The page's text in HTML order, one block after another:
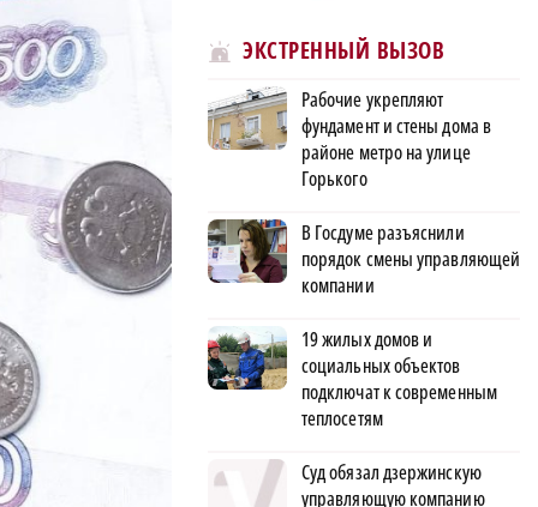
ЭКСТРЕННЫЙ ВЫЗОВ
Рабочие укрепляют
фундамент и стены дома в
районе метро на улице
Горького
В Госдуме разъяснили
порядок смены управляющей
компании
19 жилых домов и
социальных объектов
подключат к современным
теплосетям
Суд обязал дзержинскую
управляющую компанию